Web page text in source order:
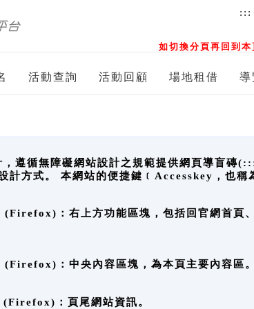
如切換分頁再回到
:::
活動查詢 活動回顧 場地租借 導
遵循無障礙網站設計之規範提供網頁導盲磚
方式。 本網站的便捷鍵﹝Accesskey，也稱
：右上方功能區塊，包括回官網首頁、
：中央內容區塊，為本頁主要內容區。
：頁尾網站資訊。